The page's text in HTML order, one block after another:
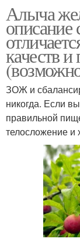
Алыча
описание
качеств
ЗОЖ и
никогда. Если
правильной
телосложение и